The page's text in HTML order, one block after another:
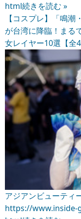
html続きを読む »
【コスプレ】「鳴
が台湾に降臨！まる
女レイヤー10選【全
アジアンビューティ
https://www.inside-